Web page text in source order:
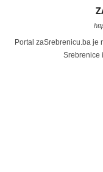
Portal zaSrebrenicu.ba je
Srebrenice